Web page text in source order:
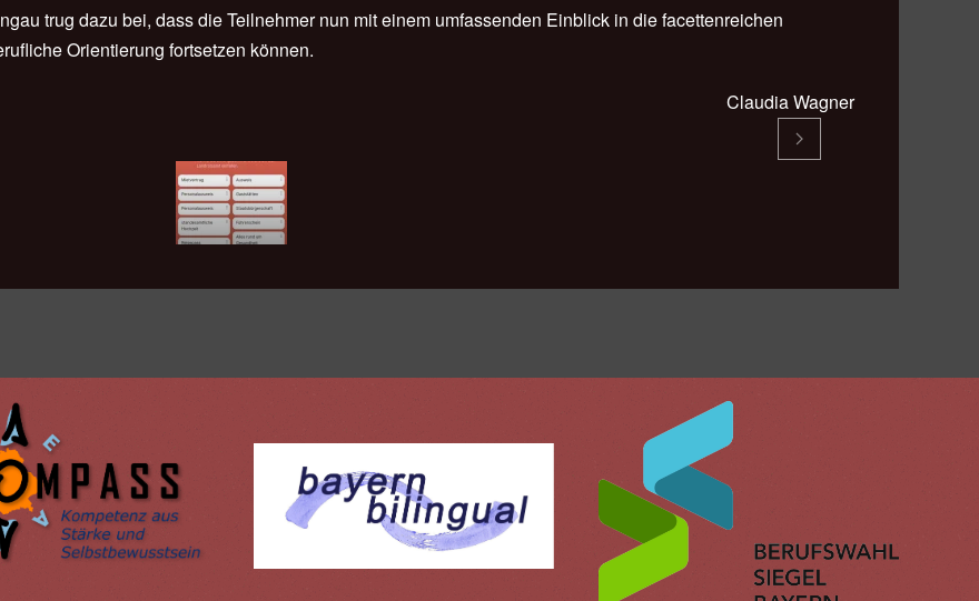
trug dazu bei, dass die Teilnehmer nun mit einem umfassenden Einblick in die facettenreichen
Orientierung fortsetzen können.
Claudia Wagner